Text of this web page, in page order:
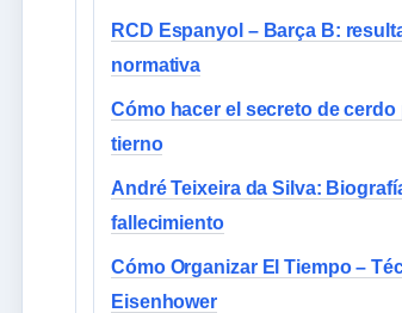
RCD Espanyol – Barça B:
normativa
Cómo hacer el secreto de cerdo
tierno
André Teixeira da Silva:
fallecimiento
Cómo Organizar El Tiempo –
Eisenhower